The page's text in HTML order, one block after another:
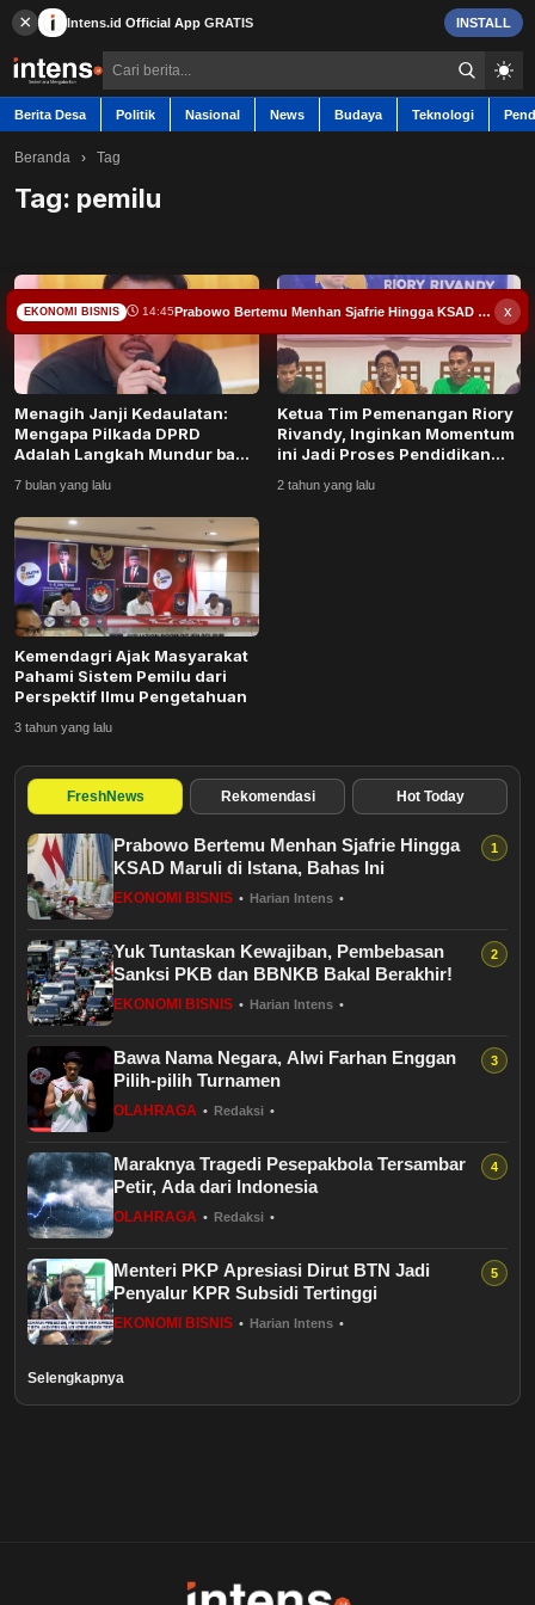
× Intens.id Official App GRATIS INSTALL
Berita Desa Politik Nasional News Budaya Teknologi
Contact
Politik
Nasional
News
Budaya
Teknologi
Pendidikan
Bursa
Hukum dan Kriminal
Kesehatan
Olahraga
Ekonomi Bisnis
Pariwisata
Healthstyle
Essai
Kuliner
Cerpen
Kolom
Beranda › Tag
Tag: pemilu
Menagih Janji Kedaulatan:
Mengapa Pilkada DPRD
Adalah Langkah Mundur bagi
7 bulan yang lalu
Ketua Tim Pemenangan Riory
Rivandy, Inginkan Momentum
ini Jadi Proses Pendidikan
2 tahun yang lalu
Kemendagri Ajak Masyarakat
Pahami Sistem Pemilu dari
Perspektif Ilmu Pengetahuan
3 tahun yang lalu
FreshNews Rekomendasi Hot Today
Prabowo Bertemu Menhan Sjafrie Hingga
KSAD Maruli di Istana, Bahas Ini
EKONOMI BISNIS • Harian Intens •
Yuk Tuntaskan Kewajiban, Pembebasan
Sanksi PKB dan BBNKB Bakal Berakhir!
EKONOMI BISNIS • Harian Intens •
Bawa Nama Negara, Alwi Farhan Enggan
Pilih-pilih Turnamen
OLAHRAGA • Redaksi •
Maraknya Tragedi Pesepakbola Tersambar
Petir, Ada dari Indonesia
OLAHRAGA • Redaksi •
Menteri PKP Apresiasi Dirut BTN Jadi
Penyalur KPR Subsidi Tertinggi
EKONOMI BISNIS • Harian Intens •
Selengkapnya
x
EKONOMI BISNIS 14:45 Prabowo Bertemu Menhan Sjafrie Hingga KSAD Maruli di Istana, Bahas Ini